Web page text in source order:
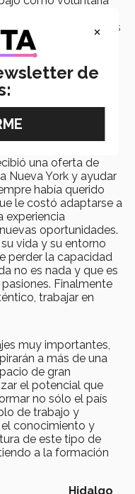
Tepeyac”
vivían los inmigrantes
en otro país.
de publicidad
forma parte del
fue ganadora del
del Comité de
y de la Asociación
una oferta de
Nueva York y ayudar
había querido
le costó adaptarse a
experiencia
oportunidades.
vida y su entorno
perder la capacidad
no es nada y que es
Finalmente
trabajar en
muy importantes,
a más de una
de gran
el potencial que
no sólo el país
de trabajo y
el conocimiento y
de este tipo de
a la formación
Hidalgo
×
de